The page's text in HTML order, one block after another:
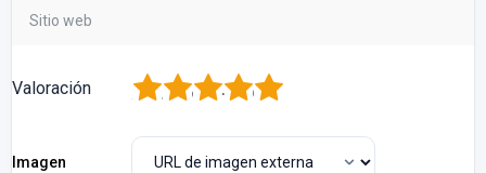
Valoración 5
4
3
2
Imagen